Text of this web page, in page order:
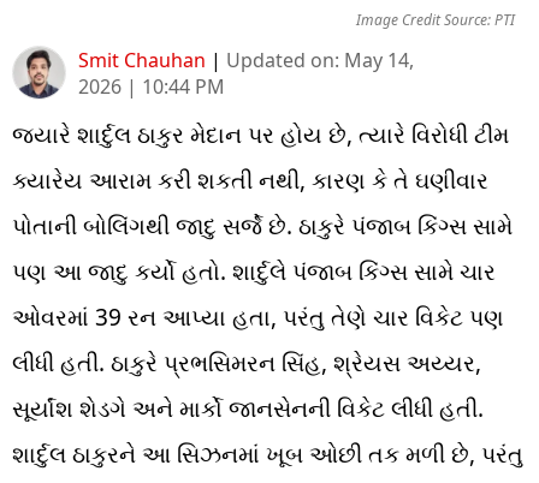
Image Credit Source: PTI
Smit Chauhan | Updated on: May 14,
2026 | 10:44 PM
જ્યારે શાર્દુલ ઠાકુર મેદાન પર હોય છે, ત્યારે વિરોધી ટીમ
ક્યારેય આરામ કરી શકતી નથી, કારણ કે તે ઘણીવાર
પોતાની બોલિંગથી જાદુ સર્જે છે. ઠાકુરે પંજાબ કિંગ્સ સામે
પણ આ જાદુ કર્યો હતો. શાર્દુલે પંજાબ કિંગ્સ સામે ચાર
ઓવરમાં 39 રન આપ્યા હતા, પરંતુ તેણે ચાર વિકેટ પણ
લીધી હતી. ઠાકુરે પ્રભસિમરન સિંહ, શ્રેયસ અય્યર,
સૂર્યાંશ શેડગે અને માર્કો જાનસેનની વિકેટ લીધી હતી.
શાર્દુલ ઠાકુરને આ સિઝનમાં ખૂબ ઓછી તક મળી છે, પરંતુ